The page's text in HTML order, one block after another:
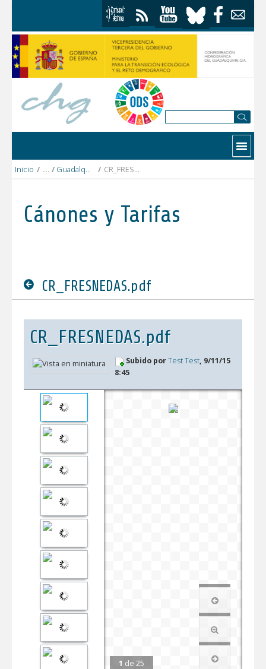
Contactar
Inicio / Guadalquivir alto / CR_FRESNEDAS.pdf
Cánones y Tarifas
CR_FRESNEDAS.pdf
CR_FRESNEDAS.pdf
Subido porTest Test, 9/11/15
8:45
1 de 25